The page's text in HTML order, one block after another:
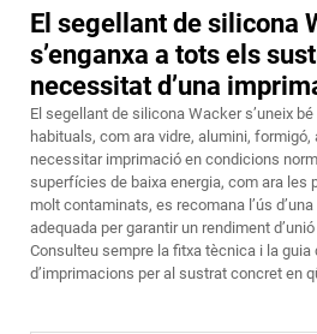
El segellant de silicona
s’enganxa a tots els
necessitat d’una
El segellant de silicona Wacker s’uneix
habituals, com ara vidre, alumini,
necessitar imprimació en condicions
superfícies de baixa energia, com ara les
molt contaminats, es recomana l’ús
adequada per garantir un rendiment
Consulteu sempre la fitxa tècnica i la
d’imprimacions per al sustrat concret en